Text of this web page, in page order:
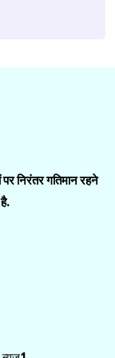
निरंतर गतिमान रहने